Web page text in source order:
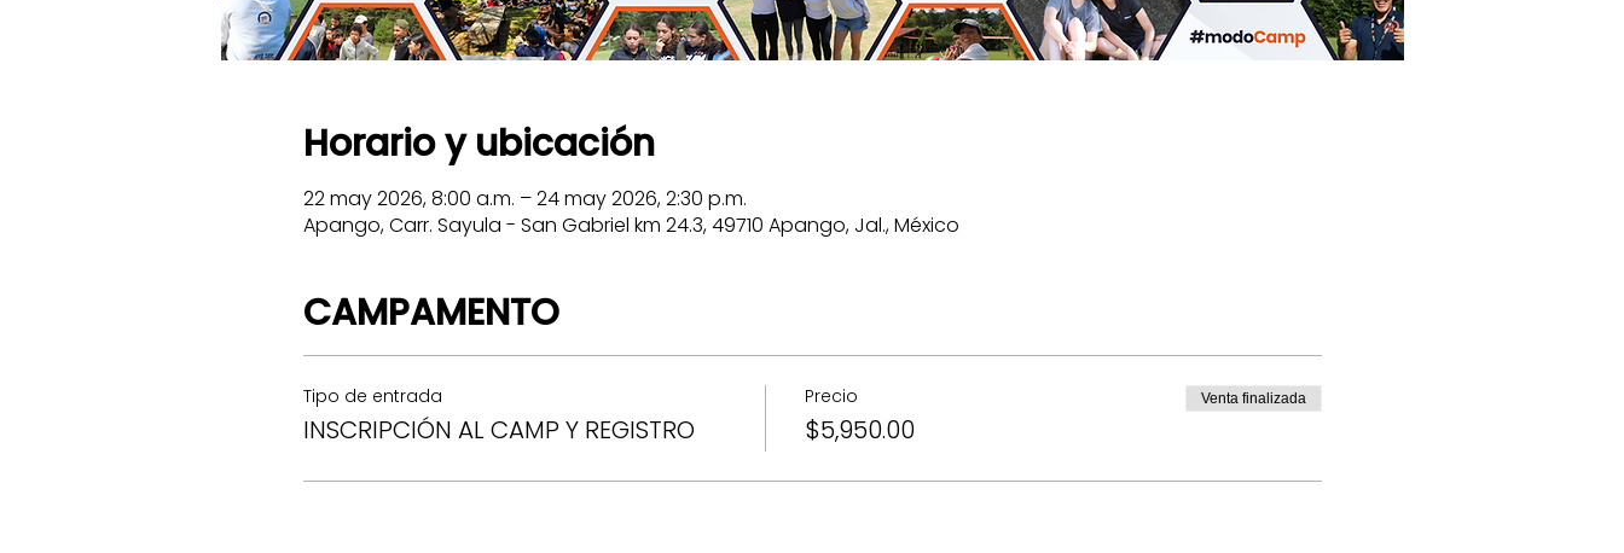
Horario y ubicación
22 may 2026, 8:00 a.m. – 24 may 2026, 2:30 p.m.
Apango, Carr. Sayula - San Gabriel km 24.3, 49710 Apango, Jal., México
CAMPAMENTO
Tipo de entrada
INSCRIPCIÓN AL CAMP Y REGISTRO
Precio
$5,950.00
Venta finalizada